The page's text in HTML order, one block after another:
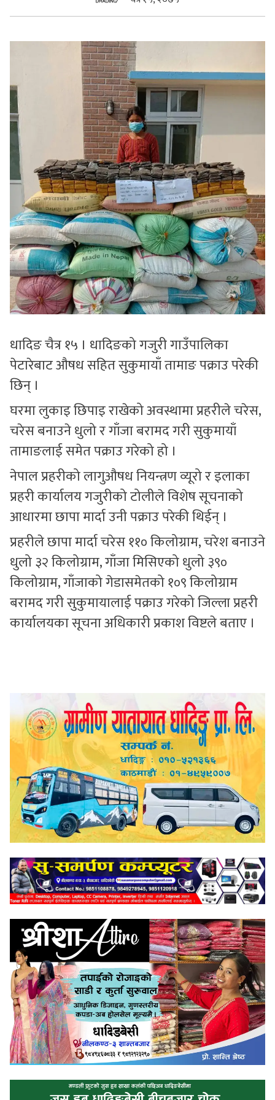
सुचनाहरु
धादिङ चैत्र १५ । धादिङको गजुरी गाउँपालिका
पेटारेबाट औषध सहित सुकुमायाँ तामाङ पक्राउ परेकी
छिन् ।
घरमा लुकाइ छिपाइ राखेको अवस्थामा प्रहरीले चरेस,
चरेस बनाउने धुलो र गाँजा बरामद गरी सुकुमायाँ
तामाङलाई समेत पक्राउ गरेको हो ।
नेपाल प्रहरीको लागुऔषध नियन्त्रण व्यूरो र इलाका
प्रहरी कार्यालय गजुरीको टोलीले विशेष सूचनाको
आधारमा छापा मार्दा उनी पक्राउ परेकी थिईन् ।
प्रहरीले छापा मार्दा चरेस ११० किलोग्राम, चरेश बनाउने
धुलो ३२ किलोग्राम, गाँजा मिसिएको धुलो ३९०
किलोग्राम, गाँजाको गेडासमेतको १०९ किलोग्राम
बरामद गरी सुकुमायालाई पक्राउ गरेको जिल्ला प्रहरी
कार्यालयका सूचना अधिकारी प्रकाश विष्टले बताए ।